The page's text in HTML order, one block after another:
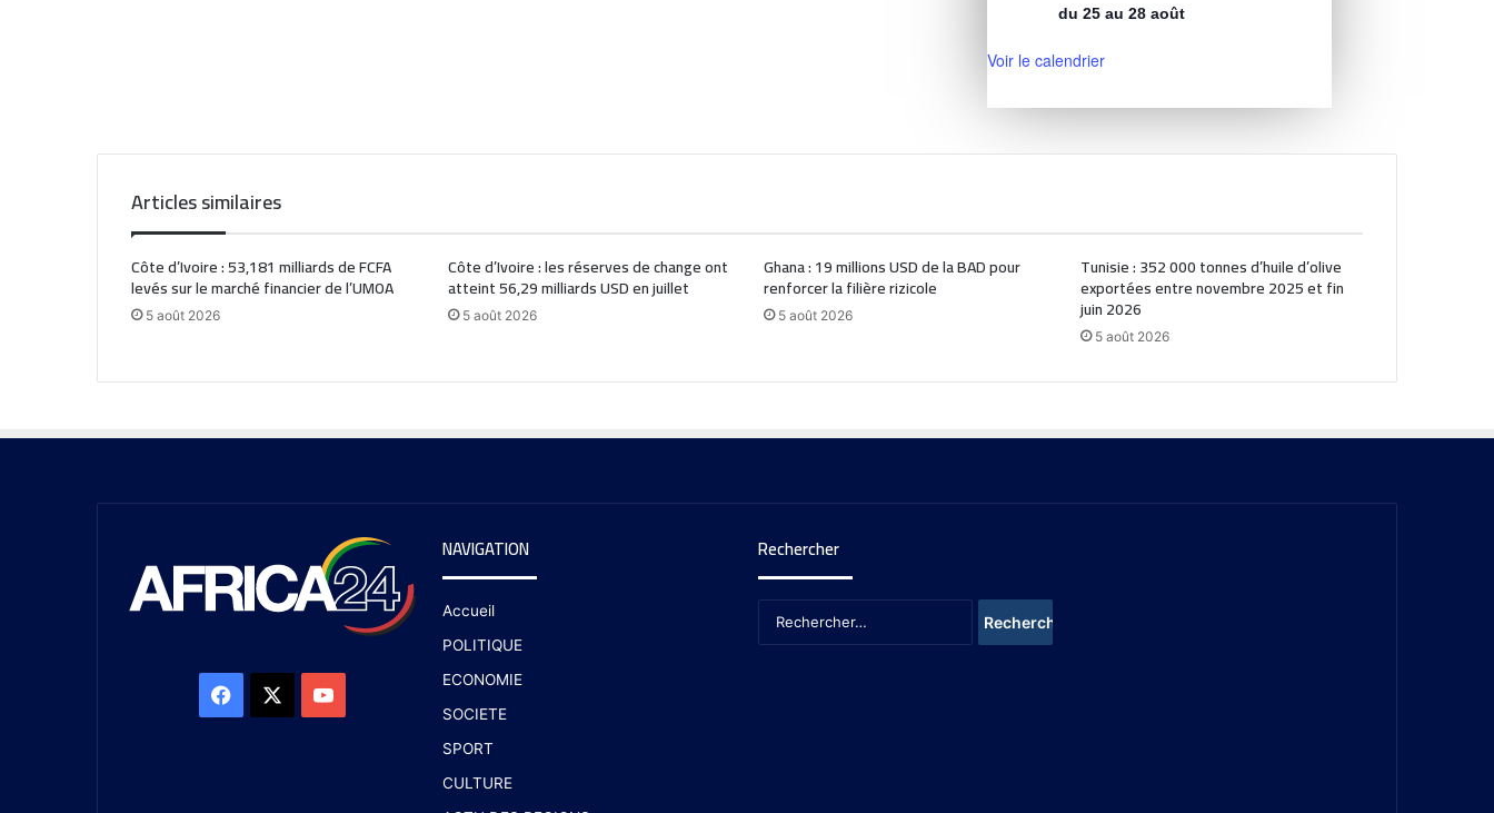
du 25 au 28 août
Voir le calendrier
Articles similaires
Côte d’Ivoire : 53,181 milliards de FCFA
levés sur le marché financier de l’UMOA
5 août 2026
Côte d’Ivoire : les réserves de change ont
atteint 56,29 milliards USD en juillet
5 août 2026
Ghana : 19 millions USD de la BAD pour
renforcer la filière rizicole
5 août 2026
Tunisie : 352 000 tonnes d’huile d’olive
exportées entre novembre 2025 et fin
juin 2026
5 août 2026
NAVIGATION
Accueil
POLITIQUE
ECONOMIE
SOCIETE
SPORT
CULTURE
Rechercher